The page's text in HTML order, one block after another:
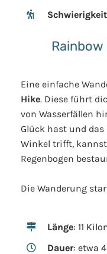
Schwierigkeit
Rainbow
Eine einfache
Hike. Diese führt
von Wasserfällen
Glück hast und
Winkel trifft,
Regenbogen
Die Wanderung
Länge: 11
Dauer: etwa